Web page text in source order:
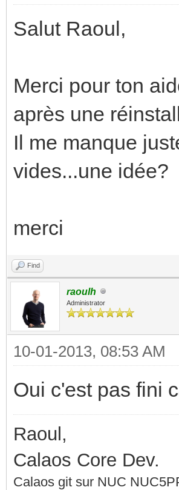
Salut Raoul,
Merci pour ton
après une
Il me manque
vides...une idée?
merci
Find
raoulh
Administrator
10-01-2013, 08:53 AM
Oui c'est pas fini
Raoul,
Calaos Core Dev.
Calaos git sur NUC